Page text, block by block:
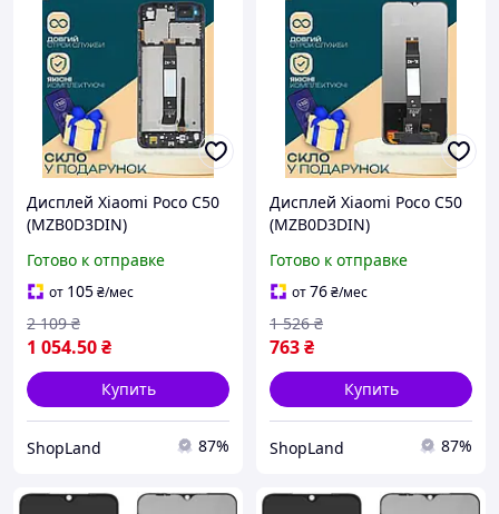
Дисплей Xiaomi Poco C50
(MZB0D3DIN)
(в рамке), экран оригинал
на Ксиоми Поко С50
Готово к отправке
от 105₴/мес
1 054.50₴
2 109 ₴
Купить
ShopLand 87%
Дисплей Xiaomi Poco C50
(MZB0D3DIN)
экран оригинал на
Ксиоми Поко С50
Готово к отправке
от76₴/мес
763₴
1 526 ₴
Купить
ShopLand 87%